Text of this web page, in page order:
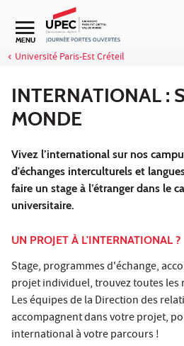
Aller au contenu
MENU
Université Paris-Est Créteil
INTERNATIONAL :
MONDE
Vivez l’international sur nos
d'échanges interculturels et
faire un stage à l’étranger dans le
universitaire.
UN PROJET À L'INTERNATIONAL ?
Stage, programmes d'échange,
projet individuel, trouvez toutes les
Les équipes de la Direction des
accompagnent dans votre projet,
international à votre parcours !